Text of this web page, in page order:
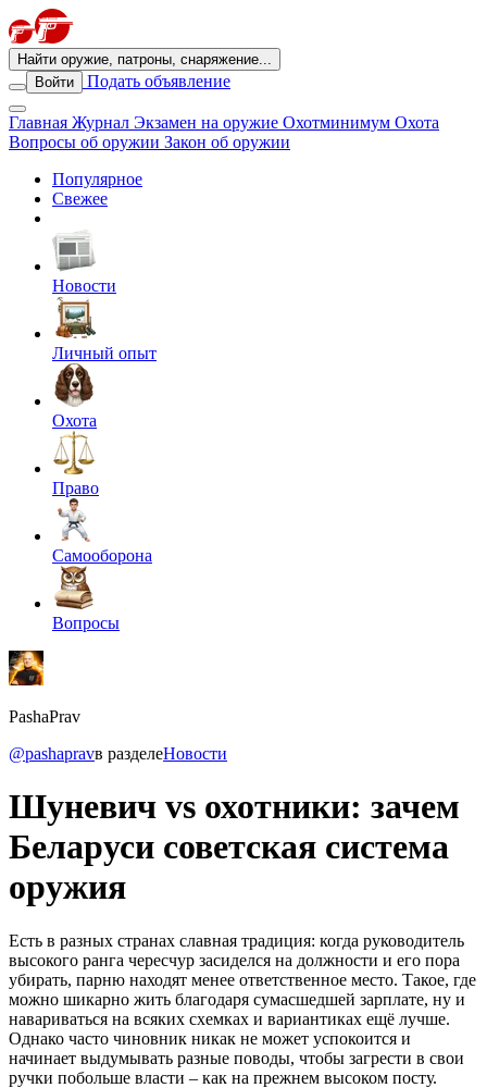
Найти оружие, патроны, снаряжение...
Войти
Подать объявление
Главная Журнал Экзамен на оружие Охотминимум Охота
Вопросы об оружии Закон об оружии
Популярное
Свежее
Новости
Личный опыт
Охота
Право
Самооборона
Вопросы
PashaPrav
@pashapravв разделеНовости
Шуневич vs охотники: зачем
Беларуси советская система
оружия
Есть в разных странах славная традиция: когда руководитель
высокого ранга чересчур засиделся на должности и его пора
убирать, парню находят менее ответственное место. Такое, где
можно шикарно жить благодаря сумасшедшей зарплате, ну и
навариваться на всяких схемках и вариантиках ещё лучше.
Однако часто чиновник никак не может успокоится и
начинает выдумывать разные поводы, чтобы загрести в свои
ручки побольше власти – как на прежнем высоком посту.